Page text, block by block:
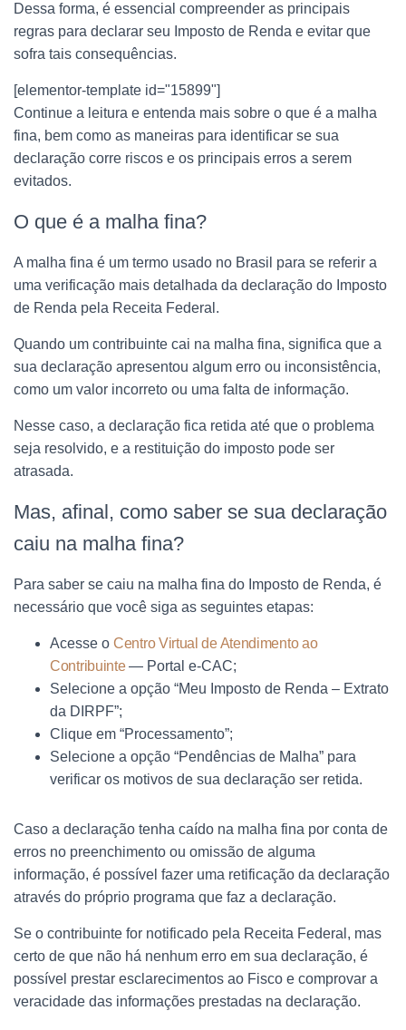
Dessa forma, é essencial compreender as principais
regras para declarar seu Imposto de Renda e evitar que
sofra tais consequências.
[elementor-template id="15899"]
Continue a leitura e entenda mais sobre o que é a malha
fina, bem como as maneiras para identificar se sua
declaração corre riscos e os principais erros a serem
evitados.
O que é a malha fina?
A malha fina é um termo usado no Brasil para se referir a
uma verificação mais detalhada da declaração do Imposto
de Renda pela Receita Federal.
Quando um contribuinte cai na malha fina, significa que a
sua declaração apresentou algum erro ou inconsistência,
como um valor incorreto ou uma falta de informação.
Nesse caso, a declaração fica retida até que o problema
seja resolvido, e a restituição do imposto pode ser
atrasada.
Mas, afinal, como saber se sua declaração
caiu na malha fina?
Para saber se caiu na malha fina do Imposto de Renda, é
necessário que você siga as seguintes etapas:
Acesse o Centro Virtual de Atendimento ao
Contribuinte— Portal e-CAC;
Selecione a opção “Meu Imposto de Renda – Extrato
da DIRPF”;
Clique em “Processamento”;
Selecione a opção “Pendências de Malha” para
verificar os motivos de sua declaração ser retida.
Caso a declaração tenha caído na malha fina por conta de
erros no preenchimento ou omissão de alguma
informação, é possível fazer uma retificação da declaração
através do próprio programa que faz a declaração.
Se o contribuinte for notificado pela Receita Federal, mas
certo de que não há nenhum erro em sua declaração, é
possível prestar esclarecimentos ao Fisco e comprovar a
veracidade das informações prestadas na declaração.